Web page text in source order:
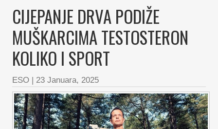
CIJEPANJE DRVA PODIŽE
MUŠKARCIMA TESTOSTERON
KOLIKO I SPORT
ESO | 23 Januara, 2025